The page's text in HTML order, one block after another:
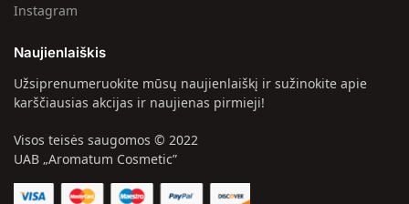
Instagram
Naujienlaiškis
Užsiprenumeruokite mūsų naujienlaiškį ir sužinokite apie
karščiausias akcijas ir naujienas pirmieji!
Visos teisės saugomos © 2022
UAB „Aromatum Cosmetic”